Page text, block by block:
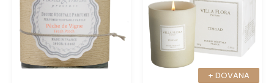
+ DOVANA
+ DOVANA